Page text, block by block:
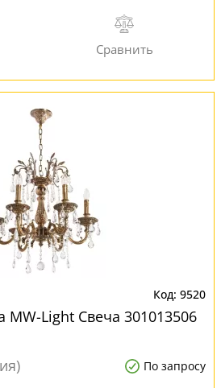
9520
MW-Light Свеча 301013506
По запросу